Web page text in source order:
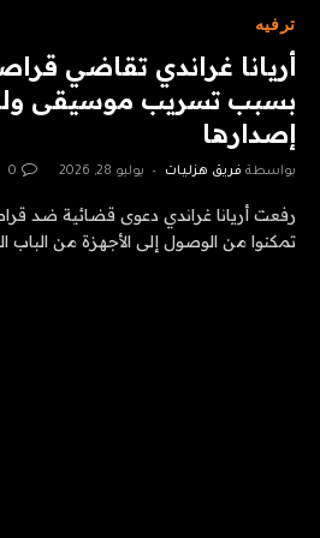
ترفيه
أريانا غراندي تقاضي
بسبب تسريب موسيقى
إصدارها
بواسطة فريق هزليات يوليو 28, 2026 0
رفعت أريانا غراندي دعوى قضائية ضد
تمكنوا من الوصول إلى الأجهزة من الباب